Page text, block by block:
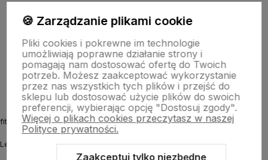
Informacje
O nas
fitmyhorse.pl Sklep jeździecki
Letnia 12
🍪 Zarządzanie plikami cookie
Pliki cookies i pokrewne im technologie
umożliwiają poprawne działanie strony i
pomagają nam dostosować ofertę do Twoich
potrzeb. Możesz zaakceptować wykorzystanie
przez nas wszystkich tych plików i przejść do
sklepu lub dostosować użycie plików do swoich
preferencji, wybierając opcję "Dostosuj zgody".
Więcej o plikach cookies przeczytasz w naszej
Polityce prywatności.
Zaakceptuj tylko niezbędne